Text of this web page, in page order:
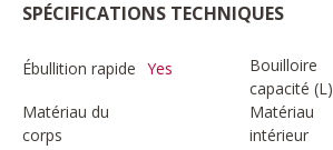
SPÉCIFICATIONS TECHNIQUES
Ébullition rapide Yes
Bouilloire
capacité (L)
Matériau du
corps
Matériau
intérieur